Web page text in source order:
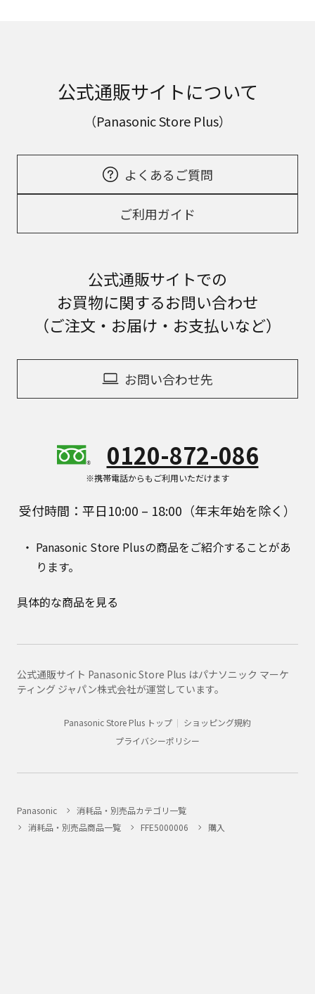
公式通販サイトについて
（Panasonic Store Plus）
よくあるご質問
ご利用ガイド
公式通販サイトでの
お買物に関するお問い合わせ
（ご注文・お届け・お支払いなど）
お問い合わせ先
0120-872-086
※携帯電話からもご利用いただけます
受付時間：平日10:00 – 18:00（年末年始を除く）
Panasonic Store Plusの商品をご紹介することがあ
ります。
具体的な商品を見る
公式通販サイト Panasonic Store Plus はパナソニック マーケ
ティング ジャパン株式会社が運営しています。
Panasonic Store Plus トップ
ショッピング規約
プライバシーポリシー
Panasonic
消耗品・別売品カテゴリ一覧
消耗品・別売品商品一覧
FFE5000006 購入